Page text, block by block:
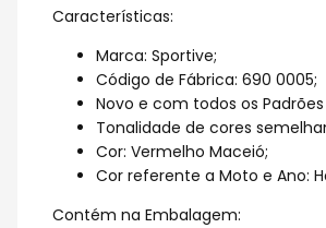
Características:
Marca: Sportive;
Código de Fábrica: 690 0005;
Novo e com todos os Padrões
Tonalidade de cores
Cor: Vermelho Maceió;
Cor referente a Moto e Ano:
Contém na Embalagem: